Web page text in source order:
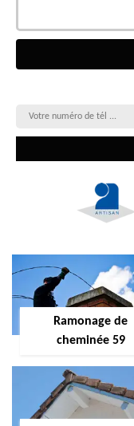
Ramonage de
cheminée 59